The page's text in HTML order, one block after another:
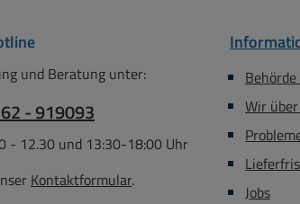
und Beratung unter:
- 919093
- 12.30 und 13:30-18:00 Uhr
Kontaktformular.
Wir
Jobs